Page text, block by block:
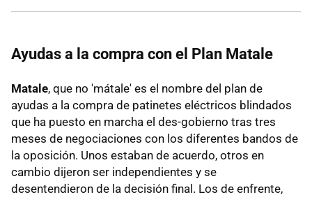
Ayudas a la compra con el Plan Matale
Matale, que no 'mátale' es el nombre del plan de
ayudas a la compra de patinetes eléctricos blindados
que ha puesto en marcha el des-gobierno tras tres
meses de negociaciones con los diferentes bandos de
la oposición. Unos estaban de acuerdo, otros en
cambio dijeron ser independientes y se
desentendieron de la decisión final. Los de enfrente,